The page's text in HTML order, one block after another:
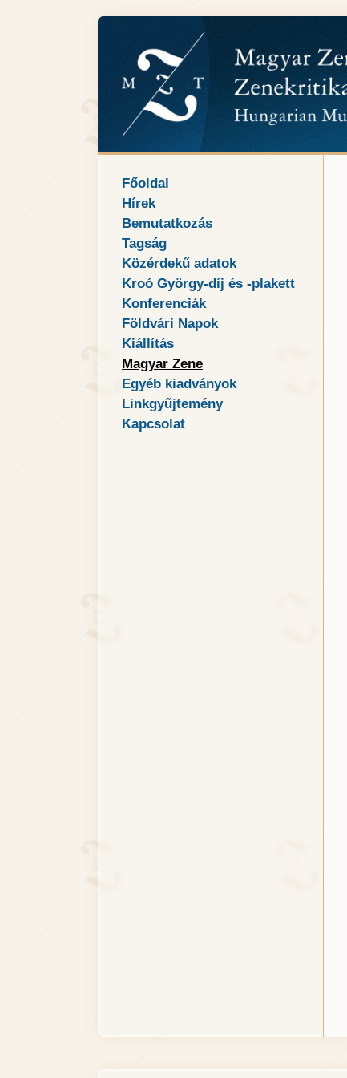
Főoldal
Hírek
Bemutatkozás
Tagság
Közérdekű adatok
Kroó György-díj és -plakett
Konferenciák
Földvári Napok
Kiállítás
Magyar Zene
Egyéb kiadványok
Linkgyűjtemény
Kapcsolat